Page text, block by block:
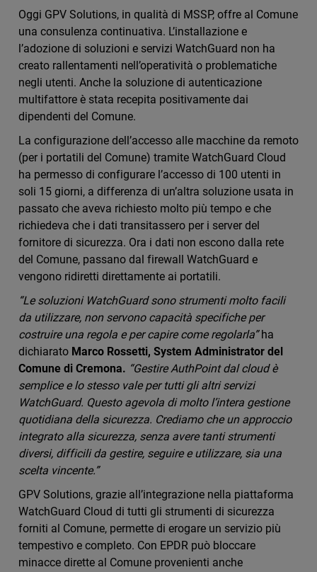
Oggi GPV Solutions, in qualità di MSSP, offre al Comune
una consulenza continuativa. L’installazione e
l’adozione di soluzioni e servizi WatchGuard non ha
creato rallentamenti nell’operatività o problematiche
negli utenti. Anche la soluzione di autenticazione
multifattore è stata recepita positivamente dai
dipendenti del Comune.
La configurazione dell’accesso alle macchine da remoto
(per i portatili del Comune) tramite WatchGuard Cloud
ha permesso di configurare l’accesso di 100 utenti in
soli 15 giorni, a differenza di un’altra soluzione usata in
passato che aveva richiesto molto più tempo e che
richiedeva che i dati transitassero per i server del
fornitore di sicurezza. Ora i dati non escono dalla rete
del Comune, passano dal firewall WatchGuard e
vengono ridiretti direttamente ai portatili.
“Le soluzioni WatchGuard sono strumenti molto facili
da utilizzare, non servono capacità specifiche per
costruire una regola e per capire come regolarla”ha
dichiarato Marco Rossetti, System Administrator del
Comune di Cremona. “Gestire AuthPoint dal cloud è
semplice e lo stesso vale per tutti gli altri servizi
WatchGuard. Questo agevola di molto l’intera gestione
quotidiana della sicurezza. Crediamo che un approccio
integrato alla sicurezza, senza avere tanti strumenti
diversi, difficili da gestire, seguire e utilizzare, sia una
scelta vincente.”
GPV Solutions, grazie all’integrazione nella piattaforma
WatchGuard Cloud di tutti gli strumenti di sicurezza
forniti al Comune, permette di erogare un servizio più
tempestivo e completo. Con EPDR può bloccare
minacce dirette al Comune provenienti anche